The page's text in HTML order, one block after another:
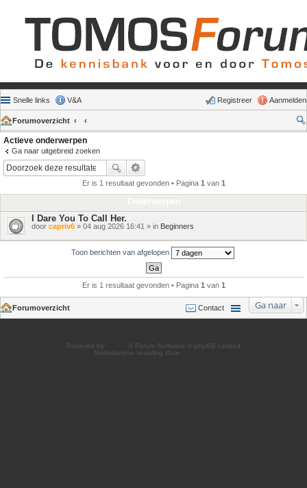
Snelle links V&A Aanmelden
Registreer
Forumoverzicht
Actieve onderwerpen
Ga naar uitgebreid zoeken
Er is 1 resultaat gevonden • Pagina 1 van 1
I Dare You To Call Her.
door capriv6 » 04 aug 2026 16:41 » in Beginners
Toon berichten van afgelopen
Er is 1 resultaat gevonden • Pagina 1 van 1
Ga naar
Forumoverzicht Contact
Powered by
® Forum Software © phpBB Limited
Nederlandse vertaling door